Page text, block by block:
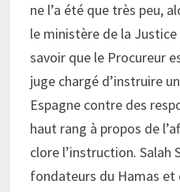
ne l’a été que très peu,
le ministère de la
savoir que le Procureur
juge chargé d’instruire
Espagne contre des
haut rang à propos de
clore l’instruction. Salah
fondateurs du Hamas et